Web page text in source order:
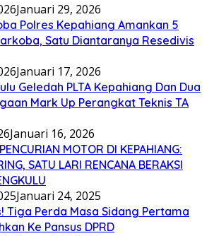
Januari 29, 2026
Polres Kepahiang Amankan 5
Satu Diantaranya Resedivis
Januari 17, 2026
Geledah PLTA Kepahiang Dan Dua
Mark Up Perangkat Teknis TA
Januari 16, 2026
MOTOR DI KEPAHIANG:
SATU LARI RENCANA BERAKSI
Januari 24, 2025
Tiga Perda Masa Sidang Pertama
Ke Pansus DPRD